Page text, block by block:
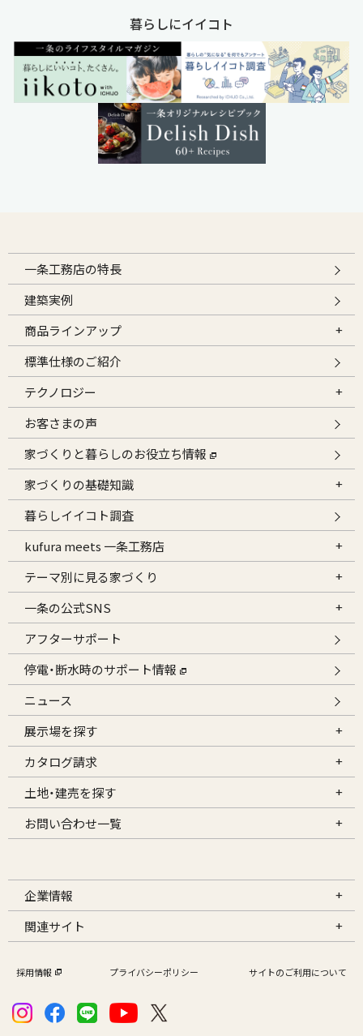
暮らしにイイコト
一条工務店の特長
建築実例
商品ラインアップ
標準仕様のご紹介
テクノロジー
お客さまの声
家づくりと暮らしのお役立ち情報
家づくりの基礎知識
暮らしイイコト調査
kufura meets 一条工務店
テーマ別に見る家づくり
一条の公式SNS
アフターサポート
停電・断水時のサポート情報
ニュース
展示場を探す
カタログ請求
土地・建売を探す
お問い合わせ一覧
企業情報
関連サイト
採用情報 プライバシーポリシー サイトのご利用について